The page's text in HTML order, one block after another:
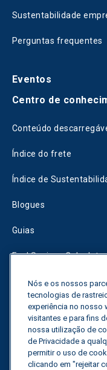
Sustentabilidade
Perguntas frequentes
Eventos
Centro de
Conteúdo
Índice do frete
Índice de
Blogues
Guias
Fuel Savings Calculator
Calculadora de
Rastreador de tarifas
Contactar-nos
Nós e os nossos
tecnologias de
experiência no nosso
visitantes e para fins
nossa utilização de
de Privacidade a
permitir o uso de
clicando em "rejeitar